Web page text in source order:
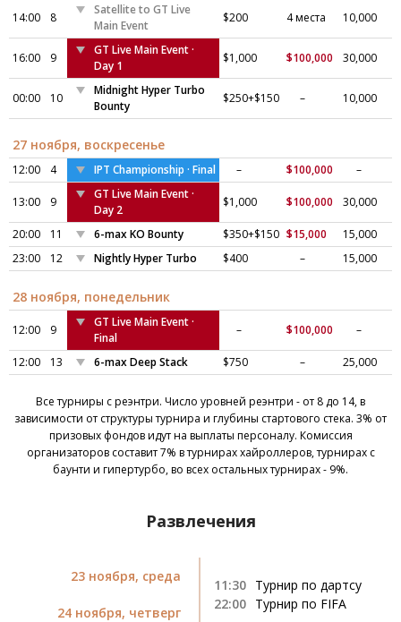
14:00 8
Satellite to GT Live
Main Event
$200 4 места 10,000
16:00 9
GT Live Main Event ·
Day 1
$1,000 $100,000 30,000
00:00 10
Midnight Hyper Turbo
Bounty
$250+$150 – 10,000
27 ноября, воскресенье
12:00 4 IPT Championship · Final – $100,000 –
13:00 9
GT Live Main Event ·
Day 2
$1,000 $100,000 30,000
20:00 11 6-max KO Bounty $350+$150 $15,000
15,000
23:00
12 Nightly Hyper Turbo $400 – 15,000
28 ноября, понедельник
12:00 9
GT Live Main Event ·
Final
– $100,000 –
12:00 13 6-max Deep Stack $750 – 25,000
Все турниры с реэнтри. Число уровней реэнтри - от 8 до 14, в
зависимости от структуры турнира и глубины стартового стека. 3% от
призовых фондов идут на выплаты персоналу. Комиссия
организаторов составит 7% в турнирах хайроллеров, турнирах с
баунти и гипертурбо, во всех остальных турнирах - 9%.
Развлечения
23 ноября, среда
24 ноября, четверг
11:30 Турнир по дартсу
22:00 Турнир по FIFA